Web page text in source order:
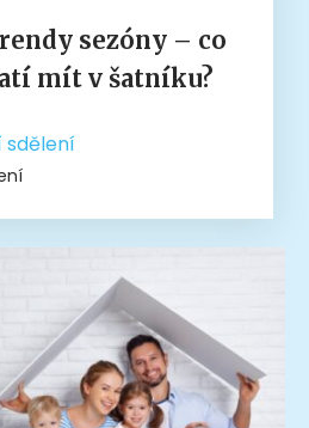
sezóny – co
mít v šatníku?
sdělení